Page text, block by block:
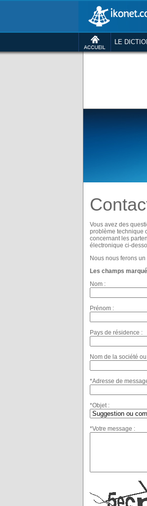
LE
Vous avez des
problème technique
concernant les
électronique ci-
Nous nous ferons
Les champs
Nom :
Prénom :
Pays de résidence :
Nom de la société
*Adresse de
*Objet :
*Votre message :